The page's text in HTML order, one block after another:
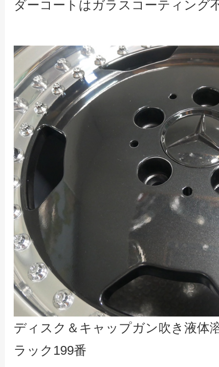
ダーコートはガラスコーティング
ディスク＆キャップガン吹き液体
ラック199番